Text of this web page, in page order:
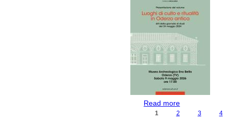
Read more
RITUALITA' IN
1 2 3 4